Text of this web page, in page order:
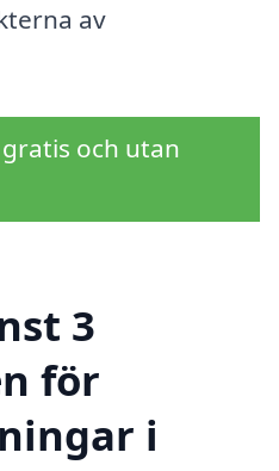
av
och utan
3
för
i